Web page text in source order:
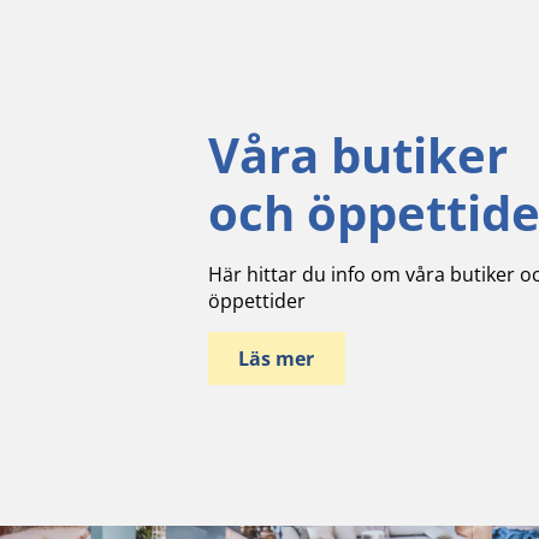
Våra butiker
och
Här hittar du info om våra butiker
öppettider
Läs mer